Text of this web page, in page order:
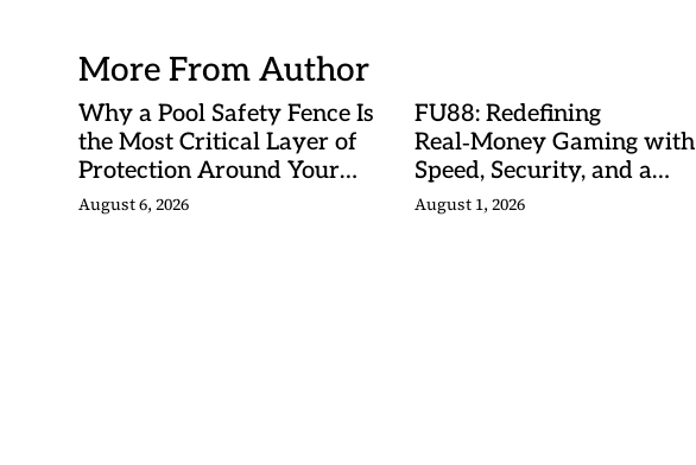
More From Author
Why a Pool Safety Fence Is
the Most Critical Layer of
Protection Around Your
Swimming Pool
August 6, 2026
FU88: Redefining
Real‑Money Gaming with
Speed, Security, and a
Malaysian Heartbeat
August 1, 2026